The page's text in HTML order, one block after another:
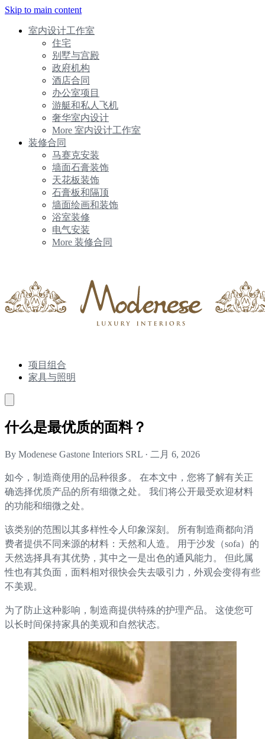
Skip to main content
室内设计工作室
住宅
别墅与宫殿
政府机构
酒店合同
办公室项目
游艇和私人飞机
奢华室内设计
More 室内设计工作室
装修合同
马赛克安装
墙面石膏装饰
天花板装饰
石膏板和隔顶
墙面绘画和装饰
浴室装修
电气安装
More 装修合同
项目组合
家具与照明
什么是最优质的面料？
By Modenese Gastone Interiors SRL · 二月 6, 2026
如今，制造商使用的品种很多。 在本文中，您将了解有关正
确选择优质产品的所有细微之处。 我们将公开最受欢迎材料
的功能和细微之处。
该类别的范围以其多样性令人印象深刻。 所有制造商都向消
费者提供不同来源的材料：天然和人造。 用于沙发（sofa）的
天然选择具有其优势，其中之一是出色的通风能力。 但此属
性也有其负面，面料相对很快会失去吸引力，外观会变得有些
不美观。
为了防止这种影响，制造商提供特殊的护理产品。 这使您可
以长时间保持家具的美观和自然状态。